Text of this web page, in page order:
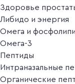
Здоровье
Либидо и энергия
Омега и
Омега-3
Пептиды
Интраназальные
Органические